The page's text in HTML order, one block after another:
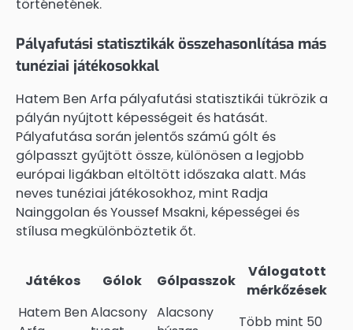
történetének.
Pályafutási statisztikák összehasonlítása más
tunéziai játékosokkal
Hatem Ben Arfa pályafutási statisztikái tükrözik a
pályán nyújtott képességeit és hatását.
Pályafutása során jelentős számú gólt és
gólpasszt gyűjtött össze, különösen a legjobb
európai ligákban eltöltött időszaka alatt. Más
neves tunéziai játékosokhoz, mint Radja
Nainggolan és Youssef Msakni, képességei és
stílusa megkülönböztetik őt.
Játékos Gólok Gólpasszok
Válogatott
mérkőzések
Hatem BenAlacsony Alacsony
Több mint 50